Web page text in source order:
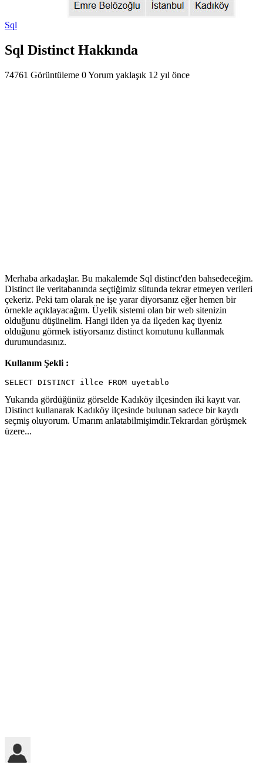
Sql
Sql Distinct Hakkında
74761 Görüntüleme 0 Yorum yaklaşık 12 yıl önce
Merhaba arkadaşlar. Bu makalemde Sql distinct'den bahsedeceğim.
Distinct ile veritabanında seçtiğimiz sütunda tekrar etmeyen verileri
çekeriz. Peki tam olarak ne işe yarar diyorsanız eğer hemen bir
örnekle açıklayacağım. Üyelik sistemi olan bir web sitenizin
olduğunu düşünelim. Hangi ilden ya da ilçeden kaç üyeniz
olduğunu görmek istiyorsanız distinct komutunu kullanmak
durumundasınız.
Kullanım Şekli :
SELECT DISTINCT illce FROM uyetablo
Yukarıda gördüğünüz görselde Kadıköy ilçesinden iki kayıt var.
Distinct kullanarak Kadıköy ilçesinde bulunan sadece bir kaydı
seçmiş oluyorum. Umarım anlatabilmişimdir.Tekrardan görüşmek
üzere...